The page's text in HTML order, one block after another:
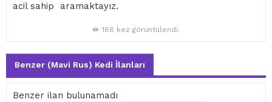
acil sahip aramaktayız.
168 kez görüntülendi.
Benzer (Mavi Rus) Kedi İlanları
Benzer ilan bulunamadı